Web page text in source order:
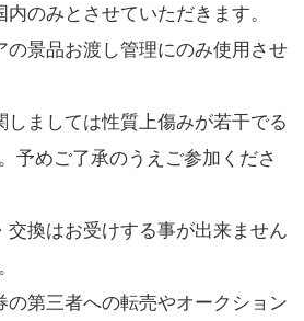
のみとさせていただきます。
の景品お渡し管理にのみ使用させ
しましては性質上傷みが若干でる
予めご了承のうえご参加くださ
交換はお受けする事が出来ません
の第三者への転売やオークション